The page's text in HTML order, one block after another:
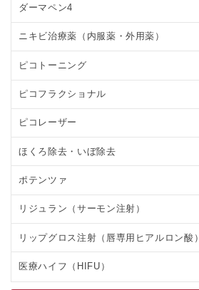
ダーマペン4
ニキビ治療薬（内服薬・外用薬）
ピコトーニング
ピコフラクショナル
ピコレーザー
ほくろ除去・いぼ除去
ポテンツァ
リジュラン（サーモン注射）
リップグロス注射（唇専用ヒアルロン酸）
医療ハイフ（HIFU）